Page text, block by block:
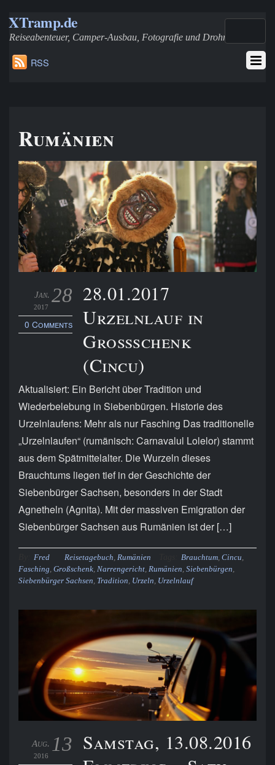
XTramp.de
Reiseabenteuer, Camper-Ausbau, Fotografie und Drohnen
RSS
Rumänien
28
Jan.
2017
0 Comments
28.01.2017
Urzelnlauf in
Großschenk
(Cincu)
Aktualisiert: Ein Bericht über Tradition und
Wiederbelebung in Siebenbürgen. Historie des
Urzelnlaufens: Mehr als nur Fasching Das traditionelle
„Urzelnlaufen“ (rumänisch: Carnavalul Lolelor) stammt
aus dem Spätmittelalter. Die Wurzeln dieses
Brauchtums liegen tief in der Geschichte der
Siebenbürger Sachsen, besonders in der Stadt
Agnetheln (Agnita). Mit der massiven Emigration der
Siebenbürger Sachsen aus Rumänien ist der […]
Fred Reisetagebuch, Rumänien Brauchtum, Cincu,
Fasching, Großschenk, Narrengericht, Rumänien, Siebenbürgen,
Siebenbürger Sachsen, Tradition, Urzeln, Urzelnlauf
13
Aug.
2016
Samstag, 13.08.2016